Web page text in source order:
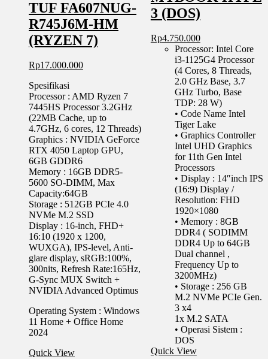
TUF FA607NUG-
R745J6M-HM
(RYZEN 7)
Rp17.000.000
Spesifikasi
Processor : AMD Ryzen 7
7445HS Processor 3.2GHz
(22MB Cache, up to
4.7GHz, 6 cores, 12 Threads)
Graphics : NVIDIA GeForce
RTX 4050 Laptop GPU,
6GB GDDR6
Memory : 16GB DDR5-
5600 SO-DIMM, Max
Capacity:64GB
Storage : 512GB PCIe 4.0
NVMe M.2 SSD
Display : 16-inch, FHD+
16:10 (1920 x 1200,
WUXGA), IPS-level, Anti-
glare display, sRGB:100%,
300nits, Refresh Rate:165Hz,
G-Sync MUX Switch +
NVIDIA Advanced Optimus
Operating System : Windows
11 Home + Office Home
2024
Quick View
3 (DOS)
Rp4.750.000
Processor: Intel Core
i3-1125G4 Processor
(4 Cores, 8 Threads,
2.0 GHz Base, 3.7
GHz Turbo, Base
TDP: 28 W)
• Code Name Intel
Tiger Lake
• Graphics Controller
Intel UHD Graphics
for 11th Gen Intel
Processors
• Display : 14″inch IPS
(16:9) Display /
Resolution: FHD
1920×1080
• Memory : 8GB
DDR4 ( SODIMM
DDR4 Up to 64GB
Dual channel ,
Frequency Up to
3200MHz)
• Storage : 256 GB
M.2 NVMe PCIe Gen.
3 x4
1x M.2 SATA
• Operasi Sistem :
DOS
Quick View